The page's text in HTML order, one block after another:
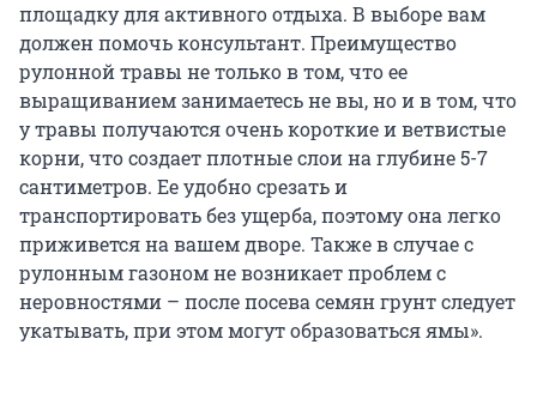
площадку для активного отдыха. В выборе вам
должен помочь консультант. Преимущество
рулонной травы не только в том, что ее
выращиванием занимаетесь не вы, но и в том, что
у травы получаются очень короткие и ветвистые
корни, что создает плотные слои на глубине 5-7
сантиметров. Ее удобно срезать и
транспортировать без ущерба, поэтому она легко
приживется на вашем дворе. Также в случае с
рулонным газоном не возникает проблем с
неровностями – после посева семян грунт следует
укатывать, при этом могут образоваться ямы».